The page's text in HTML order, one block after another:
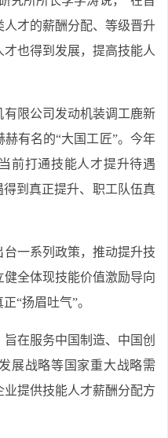
才的薪酬分配、等级晋升
也得到发展，提高技能人
限公司发动机装调工鹿新
有名的“大国工匠”。今年
前打通技能人才提升待遇
到真正提升、职工队伍真
台一系列政策，推动提升技
全体现技能价值激励导向
“扬眉吐气”。
旨在服务中国制造、中国创
展战略等国家重大战略需
提供技能人才薪酬分配方